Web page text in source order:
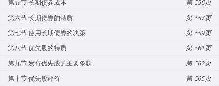
第五节 长期债券成本
556
第六节 长期债券的特质
557
第七节 使用长期债券的决策
559
第八节 优先股的特质
561
第九节 发行优先股的主要条款
562
第十节 优先股评价
565